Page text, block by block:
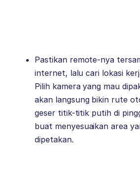
Pastikan remote-nya
internet, lalu cari lokasi
Pilih kamera yang mau
akan langsung bikin rute
geser titik-titik putih di
buat menyesuaikan area
dipetakan.